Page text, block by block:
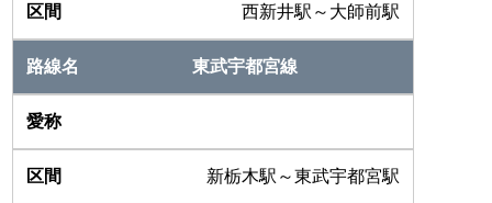
西新井駅～大師前駅
東武宇都宮線
新栃木駅～東武宇都宮駅